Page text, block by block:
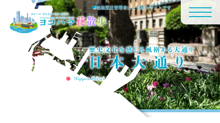
●植栽受託管理者による紹介サイトです